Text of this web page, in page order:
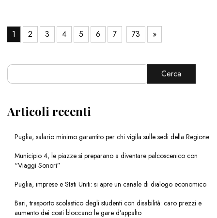
1 2 3 4 5 6 7 73 »
Cerca
Articoli recenti
Puglia, salario minimo garantito per chi vigila sulle sedi della Regione
Municipio 4, le piazze si preparano a diventare palcoscenico con
“Viaggi Sonori”
Puglia, imprese e Stati Uniti: si apre un canale di dialogo economico
Bari, trasporto scolastico degli studenti con disabilità: caro prezzi e
aumento dei costi bloccano le gare d’appalto